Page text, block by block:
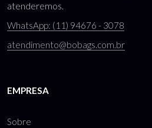
atenderemos.
WhatsApp: (11) 94676 - 3078
atendimento@bobags.com.br
EMPRESA
Sobre